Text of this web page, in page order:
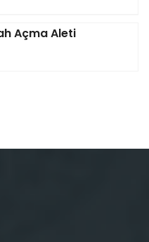
Açma Aleti